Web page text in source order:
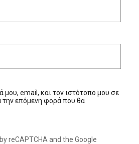
μου, email, και τον ιστότοπο μου σε
την επόμενη φορά που θα
reCAPTCHA and the Google